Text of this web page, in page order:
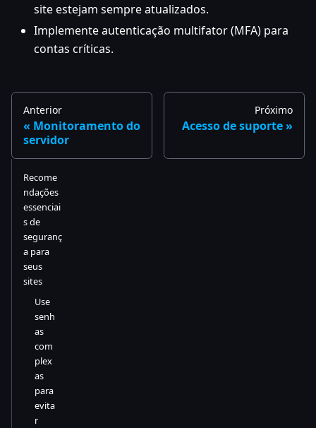
site estejam sempre atualizados.
Implemente autenticação multifator (MFA) para
contas críticas.
Anterior
Monitoramento do
servidor
Próximo
Acesso de suporte
Recome
ndações
essenciai
s de
seguranç
a para
seus
sites
Use
senh
as
com
plex
as
para
evita
r